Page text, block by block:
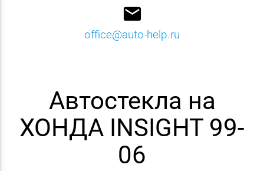
email
office@auto-help.ru
Автостекла на
ХОНДА INSIGHT 99-
06